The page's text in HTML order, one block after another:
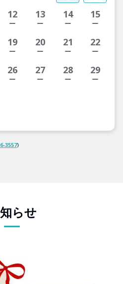
12 13 14 15
19 20 21 22
26 27 28 29
3557)
らせ